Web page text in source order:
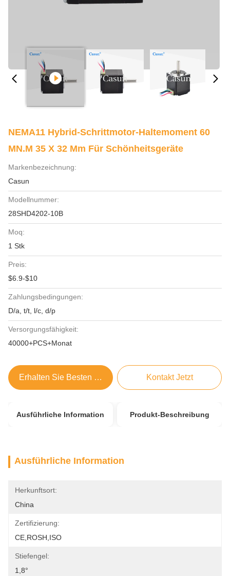
NEMA11 Hybrid-Schrittmotor-Haltemoment 60
MN.M 35 X 32 Mm Für Schönheitsgeräte
Markenbezeichnung:
Casun
Modellnummer:
28SHD4202-10B
Moq:
1 Stk
Preis:
$6.9-$10
Zahlungsbedingungen:
D/a, t/t, l/c, d/p
Versorgungsfähigkeit:
40000+PCS+Monat
Erhalten Sie Besten Preis Kontakt Jetzt
Ausführliche Information Produkt-Beschreibung
Ausführliche Information
Herkunftsort:
China
Zertifizierung:
CE,ROSH,ISO
Stiefengel:
1,8°